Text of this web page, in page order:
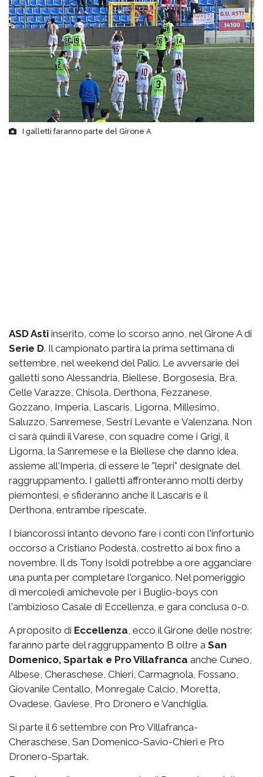
I galletti faranno parte del Girone A
ASD Asti inserito, come lo scorso anno, nel Girone A di
Serie D. Il campionato partirà la prima settimana di
settembre, nel weekend del Palio. Le avversarie dei
galletti sono Alessandria, Biellese, Borgosesia, Bra,
Celle Varazze, Chisola, Derthona, Fezzanese,
Gozzano, Imperia, Lascaris, Ligorna, Millesimo,
Saluzzo, Sanremese, Sestri Levante e Valenzana. Non
ci sarà quindi il Varese, con squadre come i Grigi, il
Ligorna, la Sanremese e la Biellese che danno idea,
assieme all'Imperia, di essere le "lepri" designate del
raggruppamento. I galletti affronteranno molti derby
piemontesi, e sfideranno anche il Lascaris e il
Derthona, entrambe ripescate.
I biancorossi intanto devono fare i conti con l'infortunio
occorso a Cristiano Podestà, costretto ai box fino a
novembre. Il ds Tony Isoldi potrebbe a ore agganciare
una punta per completare l'organico. Nel pomeriggio
di mercoledì amichevole per i Buglio-boys con
l'ambizioso Casale di Eccellenza, e gara conclusa 0-0.
A proposito di Eccellenza , ecco il Girone delle nostre:
faranno parte del raggruppamento B oltre a San
Domenico, Spartak e Pro Villafranca anche Cuneo,
Albese, Cheraschese, Chieri, Carmagnola, Fossano,
Giovanile Centallo, Monregale Calcio, Moretta,
Ovadese, Gaviese, Pro Dronero e Vanchiglia.
Si parte il 6 settembre con Pro Villafranca-
Cheraschese, San Domenico-Savio-Chieri e Pro
Dronero-Spartak.